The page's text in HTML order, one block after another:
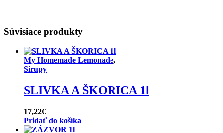
Súvisiace produkty
My Homemade Lemonade,
Sirupy
SLIVKA A ŠKORICA 1l
17,22€
Pridať do košíka